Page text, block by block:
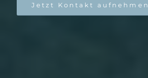
Jetzt Kontakt aufnehmen